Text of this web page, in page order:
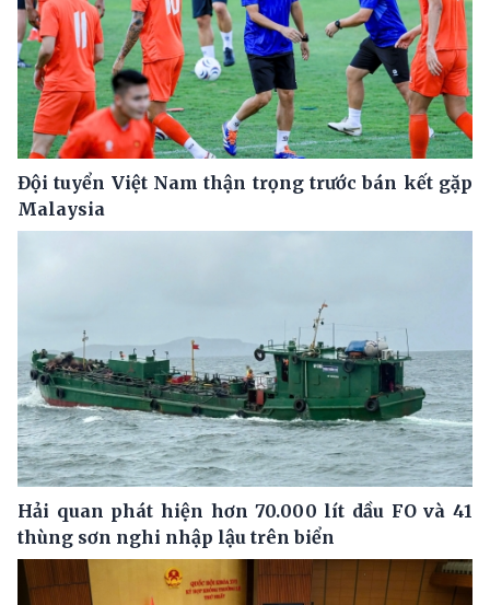
Đội tuyển Việt Nam thận trọng trước bán kết gặp
Malaysia
Hải quan phát hiện hơn 70.000 lít dầu FO và 41
thùng sơn nghi nhập lậu trên biển